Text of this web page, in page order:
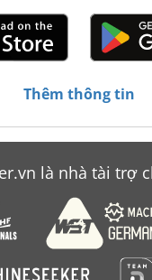
Thêm thông tin
là nhà tài trợ